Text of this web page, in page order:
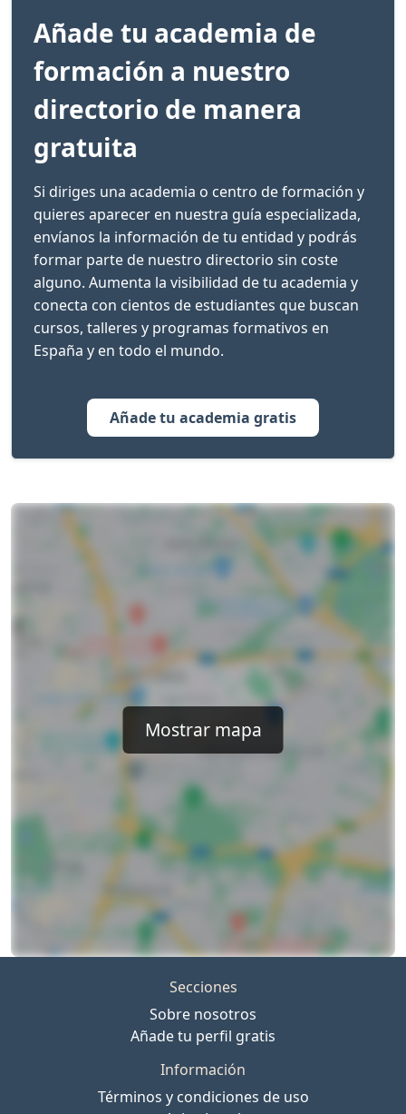
Añade tu academia de
formación a nuestro
directorio de manera
gratuita
Si diriges una academia o centro de formación y
quieres aparecer en nuestra guía especializada,
envíanos la información de tu entidad y podrás
formar parte de nuestro directorio sin coste
alguno. Aumenta la visibilidad de tu academia y
conecta con cientos de estudiantes que buscan
cursos, talleres y programas formativos en
España y en todo el mundo.
Añade tu academia gratis
Mostrar mapa
Secciones
Sobre nosotros
Añade tu perfil gratis
Información
Términos y condiciones de uso